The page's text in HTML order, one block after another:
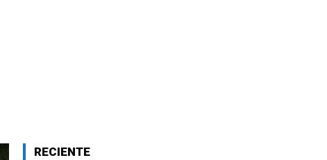
RECIENTE